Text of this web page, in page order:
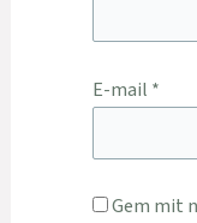
E-mail *
Gem mit